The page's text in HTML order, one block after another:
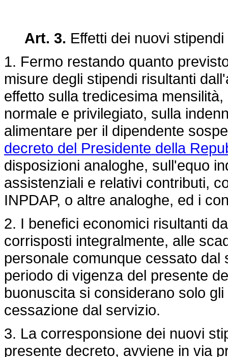
Art. 3. Effetti dei nuovi stipendi
1. Fermo restando quanto
misure degli stipendi risultanti
effetto sulla tredicesima
normale e privilegiato, sulla
alimentare per il dipendente
decreto del Presidente della
disposizioni analoghe, sull'equo
assistenziali e relativi contributi,
INPDAP, o altre analoghe, ed i
2. I benefici economici risultanti
corrisposti integralmente, alle
personale comunque cessato
periodo di vigenza del presente
buonuscita si considerano solo
cessazione dal servizio.
3. La corresponsione dei nuovi
presente decreto, avviene in via